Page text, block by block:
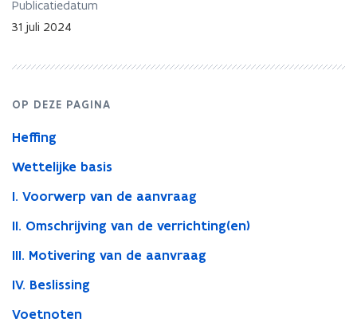
van
een
derde
Publicatiedatum
31 juli 2024
OP DEZE PAGINA
Heffing
Wettelijke basis
I. Voorwerp van de aanvraag
II. Omschrijving van de verrichting(en)
III. Motivering van de aanvraag
IV. Beslissing
Voetnoten